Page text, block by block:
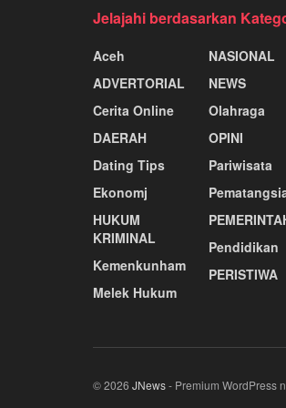
Jelajahi berdasarkan
Aceh
ADVERTORIAL
Cerita Online
DAERAH
Dating Tips
Ekonomj
HUKUM
KRIMINAL
Kemenkunham
Melek Hukum
NASIONAL
NEWS
Olahraga
OPINI
Pariwisata
Pendidikan
PERISTIWA
© 2026 JNews- Premium WordPress